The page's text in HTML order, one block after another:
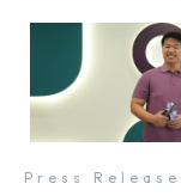
2030 atau setara
setiap tahunnya
transformasi
Kebutuhan
daya […]
Press